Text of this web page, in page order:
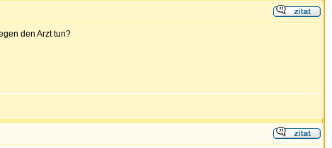
den Arzt tun?